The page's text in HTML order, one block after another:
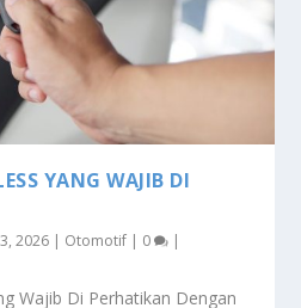
YANG WAJIB DI
2026 | Otomotif | 0 |
Wajib Di Perhatikan Dengan